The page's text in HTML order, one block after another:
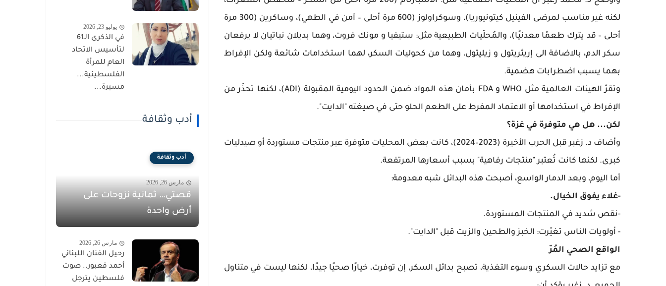
لكنه غير مناسب لمرضى الفينيل كيتونيوريا)، وسوكراولوز (600 مرة أحلى – آمن في الطهي)، وساكرين (300 مرة
أحلى – قد يترك طعمًا معدنيًا)، والمُحلّيات الطبيعية مثل: ستيفيا و مونك فروت، وهما بديلان نباتيان لا يرفعان
سكر الدم، بالاضافة الى إريثريتول و زيليتول، وهما من كحوليات السكر، لهما استخدامات شائعة ولكن الإفراط
بهما يسبب اضطرابات هضمية.
وتقرّ الهيئات العالمية مثل WHO و FDA بأمان هذه المواد ضمن الحدود اليومية المقبولة (ADI)، لكنها تحذّر من
الإفراط في استخدامها أو الاعتماد المفرط على الطعم الحلو حتى في صيغته "الدايت".
لكن... هل هي متوفرة في غزة؟
وأضاف د. زغبر قبل الحرب الأخيرة (2023–2024)، كانت بعض المحليات متوفرة عبر منتجات مستوردة أو صيدليات
كبرى. لكنها كانت تُعتبر "منتجات رفاهية" بسبب أسعارها المرتفعة.
أما اليوم، وبعد الدمار الواسع، أصبحت هذه البدائل شبه معدومة:
-غلاء يفوق الخيال.
-نقص شديد في المنتجات المستوردة.
- أولويات الناس تغيّرت: الخبز والطحين والزيت قبل "الدايت".
الواقع الصحي المُرّ
مع تزايد حالات السكري وسوء التغذية، تصبح بدائل السكر، إن توفرت، خيارًا صحيًا جيدًا، لكنها ليست في متناول
يوليو 23, 2026
في الذكرى الـ61
لتأسيس الاتحاد
العام للمرأة
الفلسطينية...
مسيرة...
أدب وثقافة
أدب وثقافة
مارس 26, 2026
قصتي… ثمانية نزوحات على
أرض واحدة
مارس 26, 2026
رحيل الفنان اللبناني
أحمد قعبور.. صوت
فلسطين يترجل